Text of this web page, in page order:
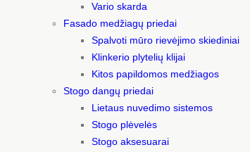
Vario skarda
Fasado medžiagų priedai
Spalvoti mūro rievėjimo skiediniai
Klinkerio plytelių klijai
Kitos papildomos medžiagos
Stogo dangų priedai
Lietaus nuvedimo sistemos
Stogo plėvelės
Stogo aksesuarai